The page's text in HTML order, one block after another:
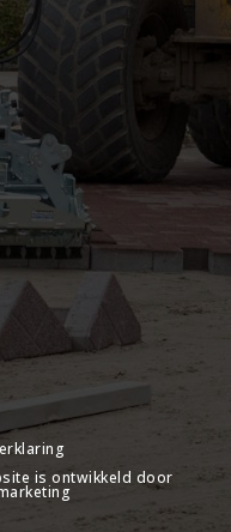
is ontwikkeld door